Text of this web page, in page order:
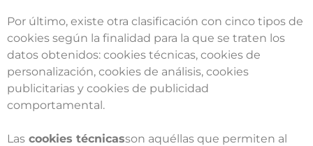
Por último, existe otra clasificación con cinco tipos de
cookies según la finalidad para la que se traten los
datos obtenidos: cookies técnicas, cookies de
personalización, cookies de análisis, cookies
publicitarias y cookies de publicidad
comportamental.
Las cookies técnicasson aquéllas que permiten al